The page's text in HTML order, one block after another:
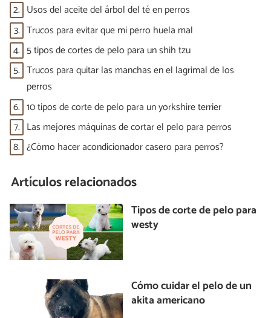
2. Usos del aceite del árbol del té en perros
3. Trucos para evitar que mi perro huela mal
4. 5 tipos de cortes de pelo para un shih tzu
5. Trucos para quitar las manchas en el lagrimal de los
perros
6. 10 tipos de corte de pelo para un yorkshire terrier
7. Las mejores máquinas de cortar el pelo para perros
8. ¿Cómo hacer acondicionador casero para perros?
Artículos relacionados
Tipos de corte de pelo para
westy
Cómo cuidar el pelo de un
akita americano